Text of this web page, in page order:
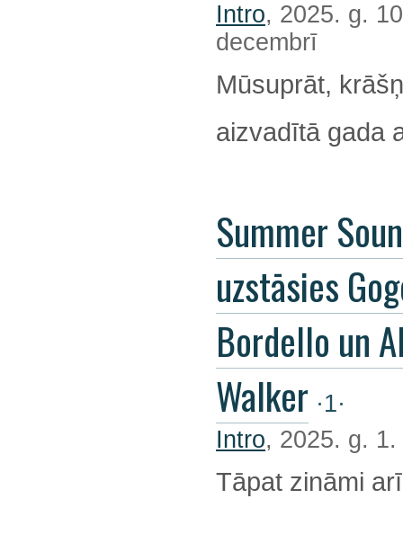
Intro, 2025. g.
decembrī
Mūsuprāt,
aizvadītā gada
Summer
uzstāsies
Bordello un
Walker ·1·
Intro, 2025. g.
Tāpat zināmi